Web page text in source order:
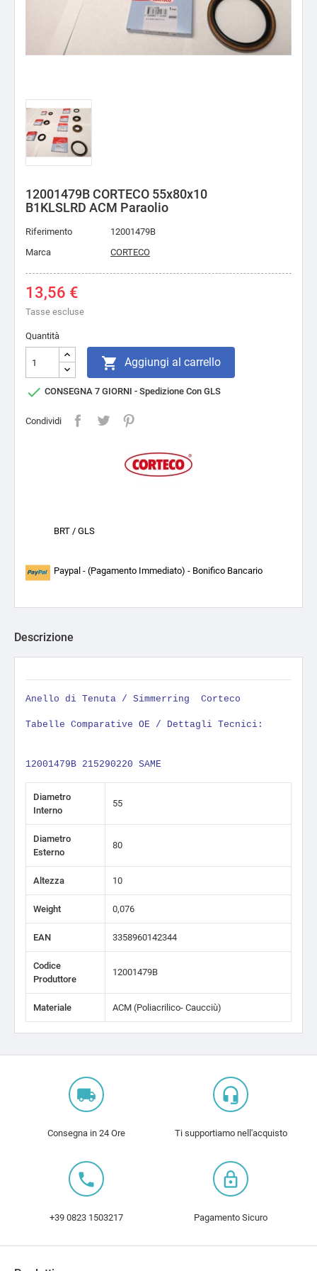
12001479B CORTECO 55x80x10
B1KLSLRD ACM Paraolio
Riferimento
12001479B
Marca
CORTECO
13,56 €
Tasse escluse
Quantità
 Aggiungi al carrello
 CONSEGNA 7 GIORNI - Spedizione Con GLS
Condividi
BRT / GLS
Paypal - (Pagamento Immediato) - Bonifico Bancario
Descrizione
Anello di Tenuta / Simmerring Corteco
Tabelle Comparative OE / Dettagli Tecnici:
12001479B 215290220 SAME
Diametro
Interno
55
Diametro
Esterno
80
Altezza 10
Weight 0,076
EAN 3358960142344
Codice
Produttore
12001479B
Materiale ACM (Poliacrilico- Caucciù)
local_shipping
Consegna in 24 Ore
headset_mic
Ti supportiamo nell'acquisto
local_phone
+39 0823 1503217
lock_outline
Pagamento Sicuro